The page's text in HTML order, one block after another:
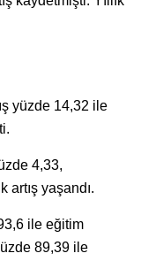
yüzde 14,32 ile
4,33,
yaşandı.
ile eğitim
89,39 ile